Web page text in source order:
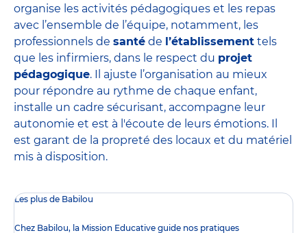
organise les activités pédagogiques et les repas
avec l’ensemble de l’équipe, notamment, les
professionnels de santé de l’établissement tels
que les infirmiers, dans le respect du projet
pédagogique. Il ajuste l’organisation au mieux
pour répondre au rythme de chaque enfant,
installe un cadre sécurisant, accompagne leur
autonomie et est à l'écoute de leurs émotions. Il
est garant de la propreté des locaux et du matériel
mis à disposition.
Les plus de Babilou
Chez Babilou, la Mission Educative guide nos pratiques